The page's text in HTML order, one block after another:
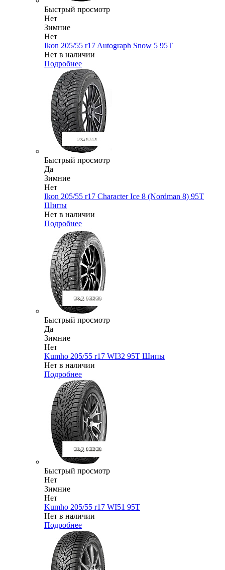
Быстрый просмотр
Нет
Зимние
Нет
Ikon 205/55 r17 Autograph Snow 5 95T
Нет в наличии
Подробнее
Быстрый просмотр
Да
Зимние
Нет
Ikon 205/55 r17 Character Ice 8 (Nordman 8) 95T
Шипы
Нет в наличии
Подробнее
Быстрый просмотр
Да
Зимние
Нет
Kumho 205/55 r17 WI32 95T Шипы
Нет в наличии
Подробнее
Быстрый просмотр
Нет
Зимние
Нет
Kumho 205/55 r17 WI51 95T
Нет в наличии
Подробнее